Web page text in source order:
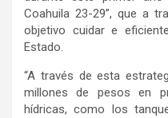
Coahuila 23-29”, que a
objetivo cuidar e
Estado.
“A través de esta
millones de pesos en
hídricas, como los